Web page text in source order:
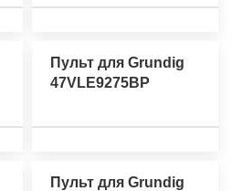
Пульт для Grundig
47VLE9275BP
Пульт для Grundig